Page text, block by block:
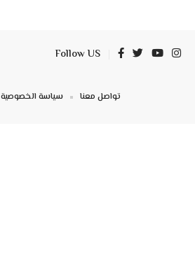
Follow US
سياسة الخصوصية تواصل معنا